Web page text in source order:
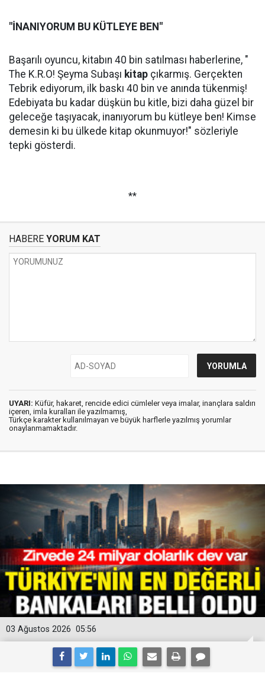
"İNANIYORUM BU KÜTLEYE BEN"
Başarılı oyuncu, kitabın 40 bin satılması haberlerine, "
The K.R.O! Şeyma Subaşı kitap çıkarmış. Gerçekten
Tebrik ediyorum, ilk baskı 40 bin ve anında tükenmiş!
Edebiyata bu kadar düşkün bu kitle, bizi daha güzel bir
geleceğe taşıyacak, inanıyorum bu kütleye ben! Kimse
demesin ki bu ülkede kitap okunmuyor!" sözleriyle
tepki gösterdi.
**
HABERE YORUM KAT
UYARI: Küfür, hakaret, rencide edici cümleler veya imalar, inançlara saldırı
içeren, imla kuralları ile yazılmamış,
Türkçe karakter kullanılmayan ve büyük harflerle yazılmış yorumlar
onaylanmamaktadır.
05:56
03 Ağustos 2026